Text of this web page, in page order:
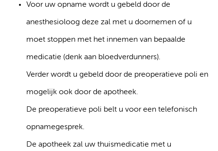
Voor uw opname wordt u gebeld door de
anesthesioloog deze zal met u doornemen of u
moet stoppen met het innemen van bepaalde
medicatie (denk aan bloedverdunners).
Verder wordt u gebeld door de preoperatieve poli en
mogelijk ook door de apotheek.
De preoperatieve poli belt u voor een telefonisch
opnamegesprek.
De apotheek zal uw thuismedicatie met u